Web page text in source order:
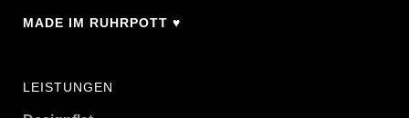
MADE IM RUHRPOTT ♥
LEISTUNGEN